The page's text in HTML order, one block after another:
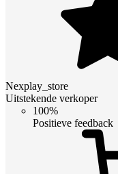
Nexplay_store
Uitstekende verkoper
100%
Positieve feedback